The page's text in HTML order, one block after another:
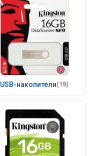
USB-накопители(19)